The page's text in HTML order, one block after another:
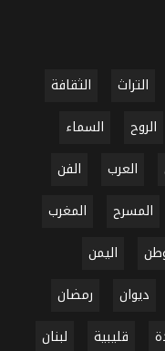
التراث
الثقافة
الروح
السماء
العرب
الفن
المسرح
المغرب
اليمن
ديوان
رمضان
قليبية
لبنان